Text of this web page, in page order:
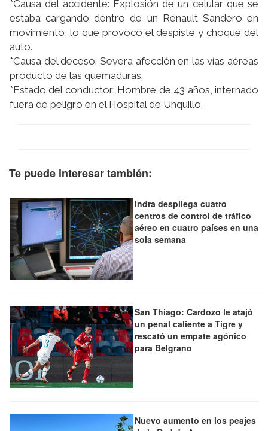
*Causa del accidente: Explosión de un celular que se
estaba cargando dentro de un Renault Sandero en
movimiento, lo que provocó el despiste y choque del
auto.
*Causa del deceso: Severa afección en las vías aéreas
producto de las quemaduras.
*Estado del conductor: Hombre de 43 años, internado
fuera de peligro en el Hospital de Unquillo.
Te puede interesar también:
Indra despliega cuatro
centros de control de tráfico
aéreo en cuatro países en una
sola semana
San Thiago: Cardozo le atajó
un penal caliente a Tigre y
rescató un empate agónico
para Belgrano
Nuevo aumento en los peajes